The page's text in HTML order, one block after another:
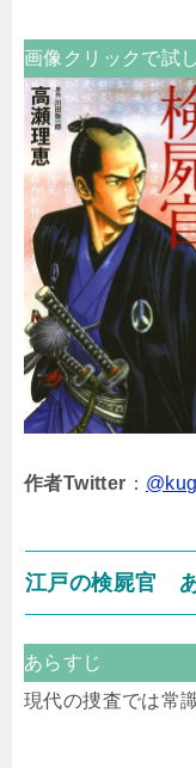
画像クリックで試
作者Twitter ：
江戸の検屍官
あらすじ
現代の捜査では常